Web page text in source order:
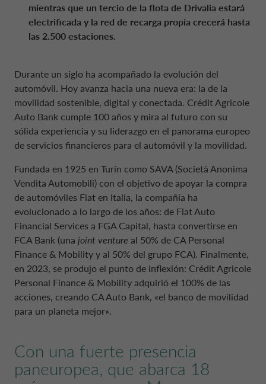
mientras que un tercio de la flota de Drivalia estará
electrificada y la red de recarga propia crecerá hasta
las 2.500 estaciones.
Durante un siglo ha acompañado la evolución del
automóvil. Hoy avanza hacia una nueva era: la de la
movilidad sostenible, digital y conectada. Crédit Agricole
Auto Bank cumple 100 años y mira al futuro con su
sólida experiencia y su liderazgo en el panorama europeo
de servicios financieros para el automóvil y la movilidad.
Fundada en 1925 en Turín como SAVA (Società Anonima
Vendita Automobili) con el objetivo de apoyar la compra
de automóviles Fiat en Italia, la compañía ha
evolucionado a lo largo de los años: de Fiat Auto
Financial Services a FGA Capital, hasta convertirse en
FCA Bank (una joint venture al 50% de CA Personal
Finance & Mobility y al 50% del grupo FCA). Finalmente,
en 2023, se produjo el punto de inflexión: Crédit Agricole
Personal Finance & Mobility adquirió el 100% de las
acciones, creando CA Auto Bank, «el banco de movilidad
para un planeta mejor».
Con una fuerte presencia
paneuropea, que abarca 18